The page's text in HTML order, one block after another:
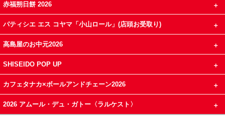
赤福朔日餅 2026
パティシエ エス コヤマ「小山ロール」(店頭お受取り)
高島屋のお中元2026
SHISEIDO POP UP
カフェタナカ×ボールアンドチェーン2026
2026 アムール・デュ・ガトー〈ラルケスト〉